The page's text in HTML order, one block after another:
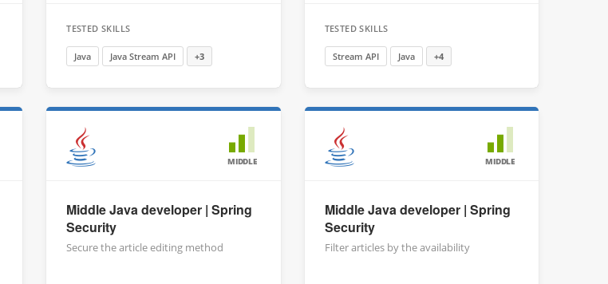
TESTED SKILLS
Java Java Stream API +3
TESTED SKILLS
Stream API Java +4
MIDDLE
Middle Java developer | Spring
Security
Secure the article editing method
MIDDLE
Middle Java developer | Spring
Security
Filter articles by the availability